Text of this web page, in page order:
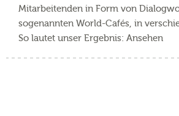
Mitarbeitenden in Form von
sogenannten World-Cafés, in
So lautet unser Ergebnis: Ansehen